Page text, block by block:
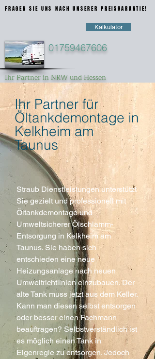
Kalkulator
01759467606
FRAGEN SIE UNS NACH UNSERER PREISGARANTIE!
FRAGEN SIE UNS NACH UNSERER PREISGARANTIE!
Ihr Partner in NRW und Hessen
Ihr Partner für
Öltankdemontage in
Kelkheim am
Taunus
Straub Dienstleistungen unterstützt
Sie gezielt und professionell mit
Öltankdemontage und
Umweltsicherer Ölschlamm-
Entsorgung in Kelkheim am
Taunus. Sie haben sich
entschieden eine neue
Heizungsanlage nach neuen
Umweltrichtlinien einzubauen. Der
alte Tank muss jetzt aus dem Keller.
Kann man diesen selbst entsorgen
oder besser einen Fachmann
beauftragen? Selbstverständlich ist
es möglich einen Tank in
Eigenregie zu entsorgen. Jedoch